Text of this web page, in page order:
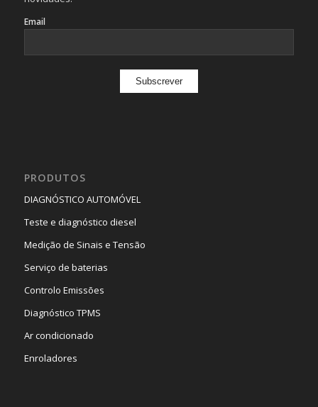
Email
PRODUTOS
DIAGNÓSTICO AUTOMÓVEL
Teste e diagnóstico diesel
Medição de Sinais e Tensão
Serviço de baterias
Controlo Emissões
Diagnóstico TPMS
Ar condicionado
Enroladores